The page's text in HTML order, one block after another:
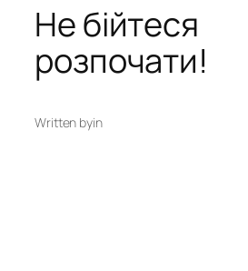
Не бійтеся
розпочати!
Written byin